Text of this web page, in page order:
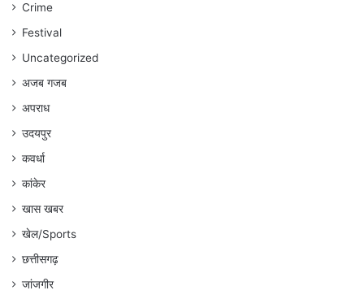
अंकित
गौरहा
Crime
Festival
Uncategorized
अजब गजब
अपराध
उदयपुर
कवर्धा
कांकेर
खास खबर
खेल/Sports
छत्तीसगढ़
जांजगीर